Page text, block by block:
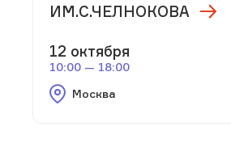
ИМ.С.ЧЕЛНОКОВА
12 октября
10:00 — 18:00
Москва